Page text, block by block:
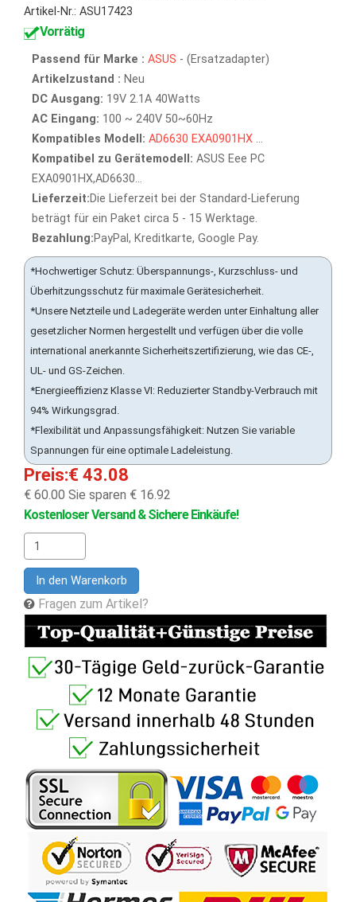
Artikel-Nr.: ASU17423
Vorrätig
Passend für Marke : ASUS - (Ersatzadapter)
Artikelzustand : Neu
DC Ausgang: 19V 2.1A 40Watts
AC Eingang: 100 ~ 240V 50~60Hz
Kompatibles Modell: AD6630 EXA0901HX ...
Kompatibel zu Gerätemodell: ASUS Eee PC
EXA0901HX,AD6630...
Lieferzeit:Die Lieferzeit bei der Standard-Lieferung
beträgt für ein Paket circa 5 - 15 Werktage.
Bezahlung:PayPal, Kreditkarte, Google Pay.
*Hochwertiger Schutz: Überspannungs-, Kurzschluss- und
Überhitzungsschutz für maximale Gerätesicherheit.
*Unsere Netzteile und Ladegeräte werden unter Einhaltung aller
gesetzlicher Normen hergestellt und verfügen über die volle
international anerkannte Sicherheitszertifizierung, wie das CE-,
UL- und GS-Zeichen.
*Energieeffizienz Klasse VI: Reduzierter Standby-Verbrauch mit
94% Wirkungsgrad.
*Flexibilität und Anpassungsfähigkeit: Nutzen Sie variable
Spannungen für eine optimale Ladeleistung.
Preis:€ 43.08
€ 60.00 Sie sparen € 16.92
Kostenloser Versand & Sichere Einkäufe!
In den Warenkorb
Fragen zum Artikel?